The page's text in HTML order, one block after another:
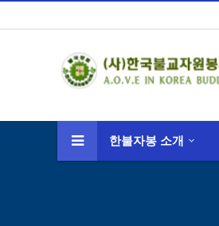
한불자봉 소개